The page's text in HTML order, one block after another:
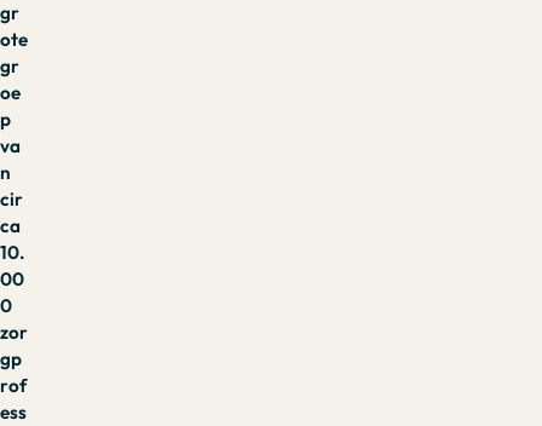
gr
ote
gr
oe
p
va
n
cir
ca
10.
00
0
zor
gp
rof
ess